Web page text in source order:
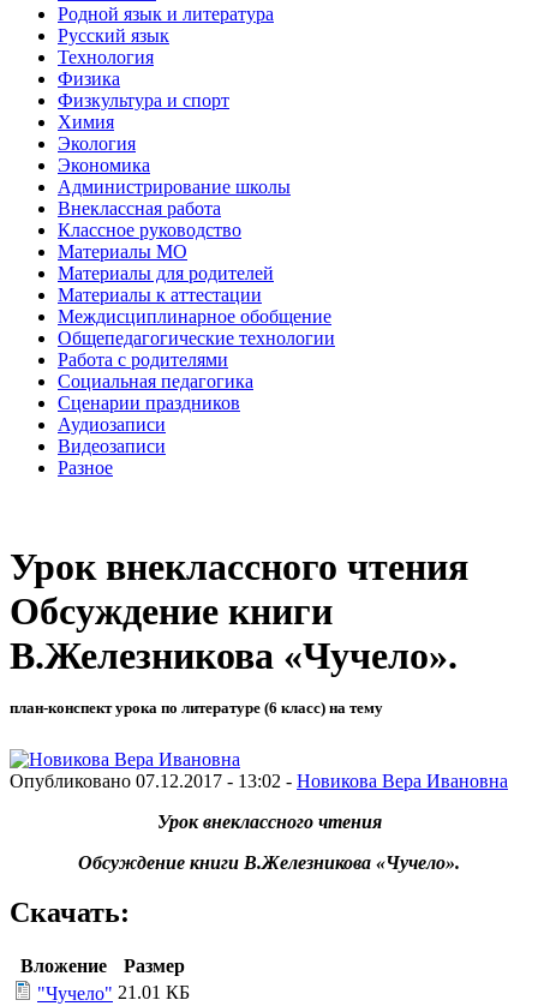
Родной язык и литература
Русский язык
Технология
Физика
Физкультура и спорт
Химия
Экология
Экономика
Администрирование школы
Внеклассная работа
Классное руководство
Материалы МО
Материалы для родителей
Материалы к аттестации
Междисциплинарное обобщение
Общепедагогические технологии
Работа с родителями
Социальная педагогика
Сценарии праздников
Аудиозаписи
Видеозаписи
Разное
Урок внеклассного чтения
Обсуждение книги
В.Железникова «Чучело».
план-конспект урока по литературе (6 класс) на тему
Опубликовано 07.12.2017 - 13:02 - Новикова Вера Ивановна
Урок внеклассного чтения
Обсуждение книги В.Железникова «Чучело».
Скачать:
Вложение
Размер
"Чучело" 21.01 КБ